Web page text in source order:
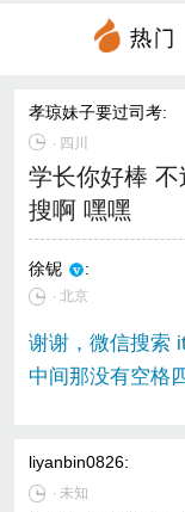
孝琼妹子要过司考:
∙ 四川
学长你好棒
搜啊 嘿嘿
徐铌 :
∙ 北京
谢谢，微信搜索
中间那没有空格
liyanbin0826:
∙ 未知